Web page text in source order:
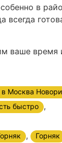
в
всегда
ваше время
Москва
быстро ,
, Горняк